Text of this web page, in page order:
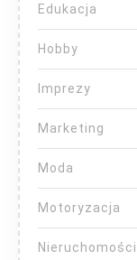
Edukacja
Hobby
Imprezy
Marketing
Moda
Motoryzacja
Nieruchomości